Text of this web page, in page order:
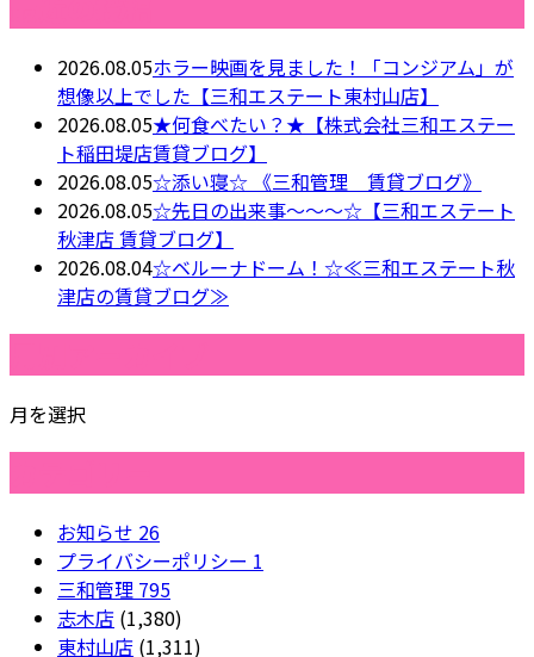
2026.08.05ホラー映画を見ました！「コンジアム」が
想像以上でした【三和エステート東村山店】
2026.08.05★何食べたい？★【株式会社三和エステー
ト稲田堤店賃貸ブログ】
2026.08.05☆添い寝☆ 《三和管理 賃貸ブログ》
2026.08.05☆先日の出来事～～～☆【三和エステート
秋津店 賃貸ブログ】
2026.08.04☆ベルーナドーム！☆≪三和エステート秋
津店の賃貸ブログ≫
月を選択
お知らせ 26
プライバシーポリシー 1
三和管理 795
志木店 (1,380)
東村山店 (1,311)